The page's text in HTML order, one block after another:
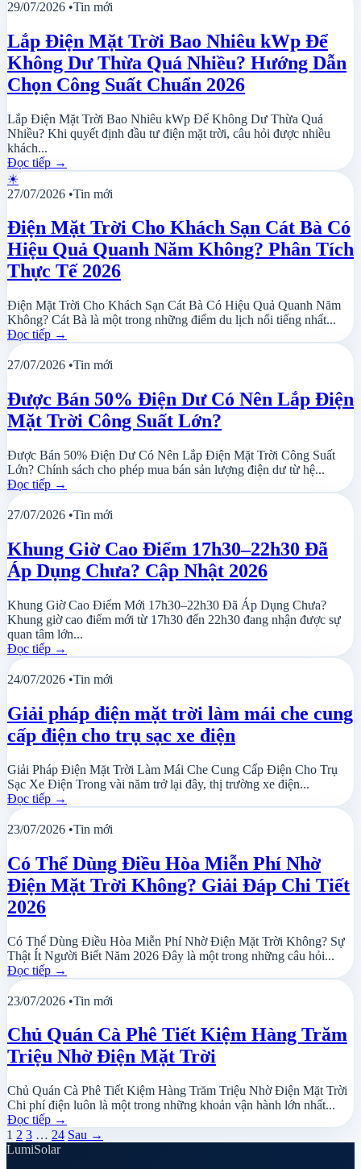
29/07/2026 •Tin mới
Lắp Điện Mặt Trời Bao Nhiêu kWp Để
Không Dư Thừa Quá Nhiều? Hướng Dẫn
Chọn Công Suất Chuẩn 2026
Lắp Điện Mặt Trời Bao Nhiêu kWp Để Không Dư Thừa Quá
Nhiều? Khi quyết định đầu tư điện mặt trời, câu hỏi được nhiều
khách...
Đọc tiếp →
☀
27/07/2026 •Tin mới
Điện Mặt Trời Cho Khách Sạn Cát Bà Có
Hiệu Quả Quanh Năm Không? Phân Tích
Thực Tế 2026
Điện Mặt Trời Cho Khách Sạn Cát Bà Có Hiệu Quả Quanh Năm
Không? Cát Bà là một trong những điểm du lịch nổi tiếng nhất...
Đọc tiếp →
27/07/2026 •Tin mới
Được Bán 50% Điện Dư Có Nên Lắp Điện
Mặt Trời Công Suất Lớn?
Được Bán 50% Điện Dư Có Nên Lắp Điện Mặt Trời Công Suất
Lớn? Chính sách cho phép mua bán sản lượng điện dư từ hệ...
Đọc tiếp →
27/07/2026 •Tin mới
Khung Giờ Cao Điểm 17h30–22h30 Đã
Áp Dụng Chưa? Cập Nhật 2026
Khung Giờ Cao Điểm Mới 17h30–22h30 Đã Áp Dụng Chưa?
Khung giờ cao điểm mới từ 17h30 đến 22h30 đang nhận được sự
quan tâm lớn...
Đọc tiếp →
24/07/2026 •Tin mới
Giải pháp điện mặt trời làm mái che cung
cấp điện cho trụ sạc xe điện
Giải Pháp Điện Mặt Trời Làm Mái Che Cung Cấp Điện Cho Trụ
Sạc Xe Điện Trong vài năm trở lại đây, thị trường xe điện...
Đọc tiếp →
23/07/2026 •Tin mới
Có Thể Dùng Điều Hòa Miễn Phí Nhờ
Điện Mặt Trời Không? Giải Đáp Chi Tiết
2026
Có Thể Dùng Điều Hòa Miễn Phí Nhờ Điện Mặt Trời Không? Sự
Thật Ít Người Biết Năm 2026 Đây là một trong những câu hỏi...
Đọc tiếp →
23/07/2026 •Tin mới
Chủ Quán Cà Phê Tiết Kiệm Hàng Trăm
Triệu Nhờ Điện Mặt Trời
Chủ Quán Cà Phê Tiết Kiệm Hàng Trăm Triệu Nhờ Điện Mặt Trời
Chi phí điện luôn là một trong những khoản vận hành lớn nhất...
Đọc tiếp →
1 2 3 … 24 Sau →
LumiSolar